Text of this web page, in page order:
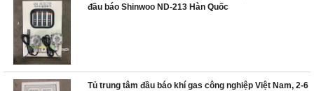
đầu báo Shinwoo ND-213 Hàn Quốc
Tủ trung tâm đầu báo khí gas công nghiệp Việt Nam, 2-6